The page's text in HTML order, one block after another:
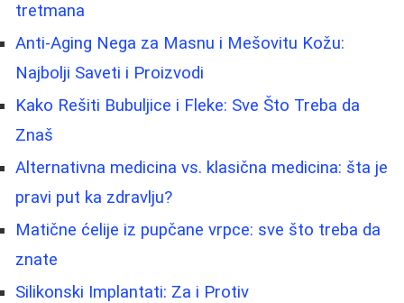
tretmana
Anti-Aging Nega za Masnu i Mešovitu Kožu:
Najbolji Saveti i Proizvodi
Kako Rešiti Bubuljice i Fleke: Sve Što Treba da
Znaš
Alternativna medicina vs. klasična medicina: šta je
pravi put ka zdravlju?
Matične ćelije iz pupčane vrpce: sve što treba da
znate
Silikonski Implantati: Za i Protiv